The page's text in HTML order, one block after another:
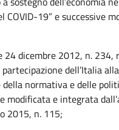
COVID-19” e successive
24 dicembre 2012, n. 234,
dell’Italia
normativa e delle
modificata e integrata
2015, n. 115;